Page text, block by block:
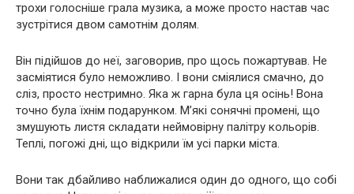
трохи голосніше грала музика, а може просто настав час
зустрітися двом самотнім долям.
Він підійшов до неї, заговорив, про щось пожартував. Не
засміятися було неможливо. І вони сміялися смачно, до
сліз, просто нестримно. Яка ж гарна була ця осінь! Вона
точно була їхнім подарунком. М’які сонячні промені, що
змушують листя складати неймовірну палітру кольорів.
Теплі, погожі дні, що відкрили їм усі парки міста.
Вони так дбайливо наближалися один до одного, що собі